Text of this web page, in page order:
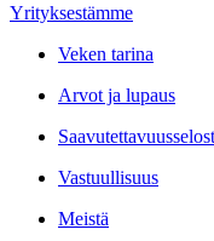
Yrityksestämme
Veken tarina
Arvot ja lupaus
Vastuullisuus
Meistä